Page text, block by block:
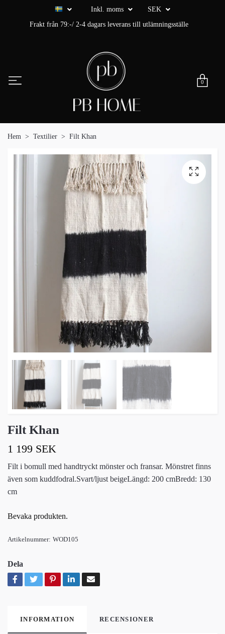
Inkl. moms
SEK
Frakt från 79:-/ 2-4 dagars leverans till utlämningsställe
0
Hem Textilier Filt Khan
Filt Khan
1 199 SEK
Filt i bomull med handtryckt mönster och fransar. Mönstret finns
även som kuddfodral.Svart/ljust beigeLängd: 200 cmBredd: 130
cm
Bevaka produkten.
Artikelnummer: WOD105
Dela
INFORMATION RECENSIONER